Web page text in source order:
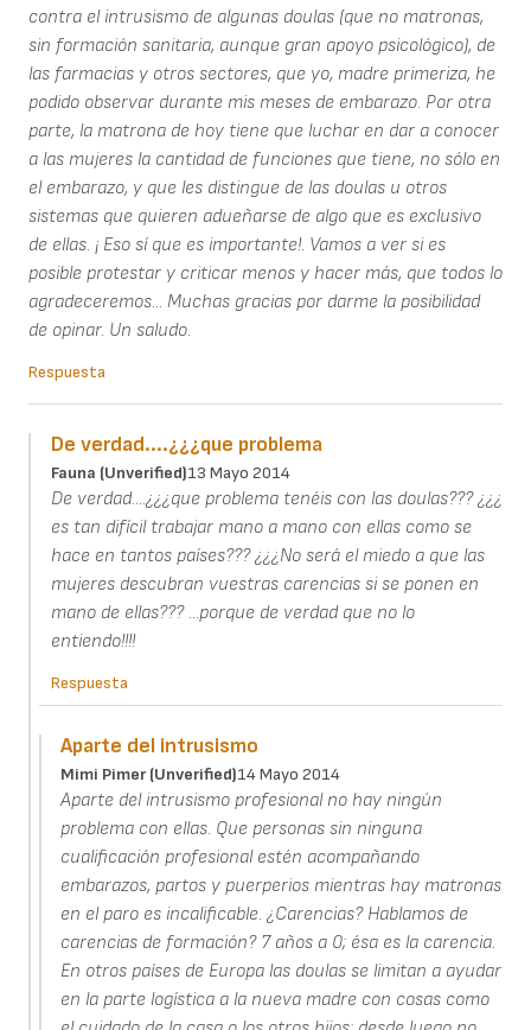
contra el intrusismo de algunas doulas (que no matronas,
sin formación sanitaria, aunque gran apoyo psicológico), de
las farmacias y otros sectores, que yo, madre primeriza, he
podido observar durante mis meses de embarazo. Por otra
parte, la matrona de hoy tiene que luchar en dar a conocer
a las mujeres la cantidad de funciones que tiene, no sólo en
el embarazo, y que les distingue de las doulas u otros
sistemas que quieren adueñarse de algo que es exclusivo
de ellas. ¡ Eso sí que es importante!. Vamos a ver si es
posible protestar y criticar menos y hacer más, que todos lo
agradeceremos... Muchas gracias por darme la posibilidad
de opinar. Un saludo.
Respuesta
De verdad....¿¿¿que problema
Fauna (unverified)13 Mayo 2014
De verdad....¿¿¿que problema tenéis con las doulas??? ¿¿¿
es tan difícil trabajar mano a mano con ellas como se
hace en tantos países??? ¿¿¿No será el miedo a que las
mujeres descubran vuestras carencias si se ponen en
mano de ellas??? ...porque de verdad que no lo
entiendo!!!!
Respuesta
Aparte del intrusismo
Mimi Pimer (unverified)14 Mayo 2014
Aparte del intrusismo profesional no hay ningún
problema con ellas. Que personas sin ninguna
cualificación profesional estén acompañando
embarazos, partos y puerperios mientras hay matronas
en el paro es incalificable. ¿Carencias? Hablamos de
carencias de formación? 7 años a 0; ésa es la carencia.
En otros países de Europa las doulas se limitan a ayudar
en la parte logística a la nueva madre con cosas como